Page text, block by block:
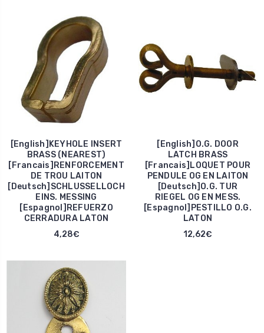
[English]KEYHOLE INSERT
BRASS (NEAREST)
[Francais]RENFORCEMENT
DE TROU LAITON
[Deutsch]SCHLUSSELLOCH
EINS. MESSING
[Espagnol]REFUERZO
CERRADURA LATON
4,28€
[English]O.G. DOOR
LATCH BRASS
[Francais]LOQUET POUR
PENDULE OG EN LAITON
[Deutsch]O.G. TUR
RIEGEL OG EN MESS.
[Espagnol]PESTILLO O.G.
LATON
12,62€